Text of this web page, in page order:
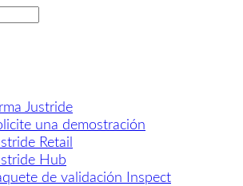
Justride
una demostración
Retail
Hub
de validación Inspect